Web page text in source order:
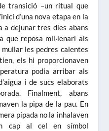
transició –un ritual que
d’una nova etapa en la
a dejunar tres dies abans
que reposa mil·lenari als
les pedres calentes
els hi proporcionaven
podia arribar als
i de sucs elaborats
Finalment, abans
la pipa de la pau. En
pipada no la inhalaven
cap al cel en símbol